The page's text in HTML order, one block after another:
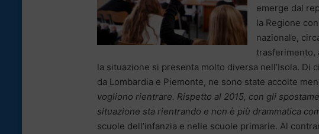
emerge dal
la Regione
nazionale,
trasferimento,
la situazione si presenta molto diversa nell’Isola.
da Lombardia e Piemonte, ne sono state accolte
vogliono rientrare. Rispetto al 2015, con gli
situazione sta rientrando e non è più drammatica
scuole dell’infanzia e nelle scuole primarie. Al